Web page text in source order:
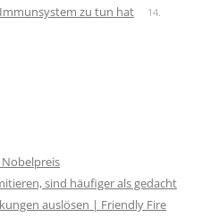
zu tun hat
14.
sind häufiger als gedacht
auslösen | Friendly Fire